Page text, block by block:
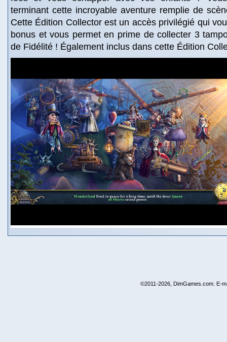
terminant cette incroyable aventure remplie de
Cette Édition Collector est un accès privilégié qui
bonus et vous permet en prime de collecter 3
de Fidélité ! Également inclus dans cette Édition
©2011-2026, DimGames.com. E-